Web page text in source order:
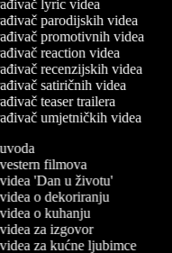
lyric videa
parodijskih videa
promotivnih videa
reaction videa
recenzijskih videa
satiričnih videa
teaser trailera
umjetničkih videa
filmova
videa 'Dan u životu'
videa o dekoriranju
o kuhanju
videa za izgovor
videa za kućne ljubimce